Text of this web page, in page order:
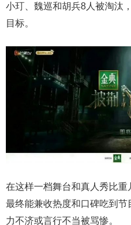
小玎、魏巡和胡兵8人被淘汰
目标。
在这样一档舞台和真人秀比重
最终能兼收热度和口碑吃到
力不济或言行不当被骂惨。